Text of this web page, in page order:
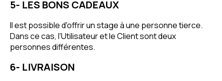
5- LES BONS CADEAUX
Il est possible d'offrir un stage à une personne tierce.
Dans ce cas, l'Utilisateur et le Client sont deux
personnes différentes.
6- LIVRAISON